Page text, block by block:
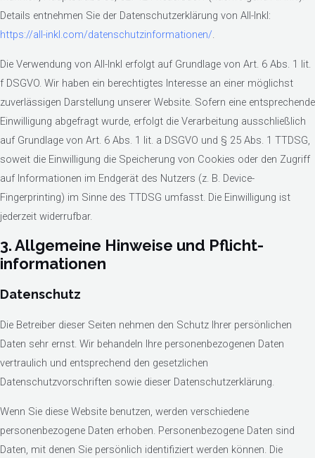
Details entnehmen Sie der Datenschutzerklärung von All-Inkl:
https://all-inkl.com/datenschutzinformationen/.
Die Verwendung von All-Inkl erfolgt auf Grundlage von Art. 6 Abs. 1 lit.
f DSGVO. Wir haben ein berechtigtes Interesse an einer möglichst
zuverlässigen Darstellung unserer Website. Sofern eine entsprechende
Einwilligung abgefragt wurde, erfolgt die Verarbeitung ausschließlich
auf Grundlage von Art. 6 Abs. 1 lit. a DSGVO und § 25 Abs. 1 TTDSG,
soweit die Einwilligung die Speicherung von Cookies oder den Zugriff
auf Informationen im Endgerät des Nutzers (z. B. Device-
Fingerprinting) im Sinne des TTDSG umfasst. Die Einwilligung ist
jederzeit widerrufbar.
3. Allgemeine Hinweise und Pflicht­
informationen
Datenschutz
Die Betreiber dieser Seiten nehmen den Schutz Ihrer persönlichen
Daten sehr ernst. Wir behandeln Ihre personenbezogenen Daten
vertraulich und entsprechend den gesetzlichen
Datenschutzvorschriften sowie dieser Datenschutzerklärung.
Wenn Sie diese Website benutzen, werden verschiedene
personenbezogene Daten erhoben. Personenbezogene Daten sind
Daten, mit denen Sie persönlich identifiziert werden können. Die